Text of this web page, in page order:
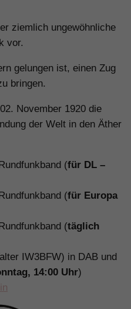
ziemlich ungewöhnliche
vor.
gelungen ist, einen Zug
bringen.
November 1920 die
der Welt in den Äther
(für DL –
(für Europa
(täglich
IW3BFW) in DAB und
14:00 Uhr)